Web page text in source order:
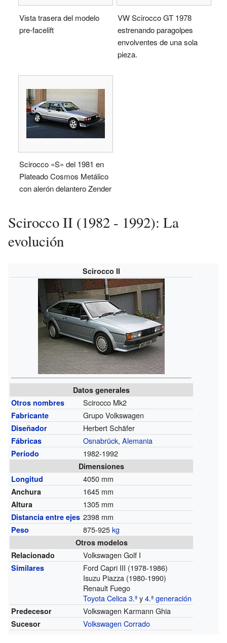
Vista trasera del modelo
pre-facelift
VW Scirocco GT 1978
estrenando paragolpes
envolventes de una sola
pieza.
Scirocco «S» del 1981 en
Plateado Cosmos Metálico
con alerón delantero Zender
Scirocco II (1982 - 1992): La
evolución
Scirocco II
Datos generales
Otros nombres
Scirocco Mk2
Fabricante Grupo Volkswagen
Diseñador Herbert Schäfer
Fábricas Osnabrück,Alemania
Período 1982-1992
Dimensiones
Longitud
4050 mm
Anchura 1645 mm
Altura 1305 mm
Distancia entre ejes 2398 mm
Peso 875-925kg
Otros modelos
Relacionado
Volkswagen Golf I
Similares
Ford Capri III (1978-1986)
Isuzu Piazza (1980-1990)
Renault Fuego
Toyota Celica 3.ªy4.ª generación
Predecesor Volkswagen Karmann Ghia
Sucesor Volkswagen Corrado